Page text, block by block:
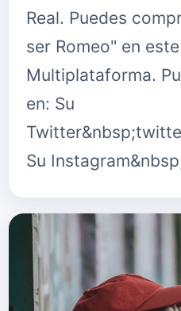
Real. Puedes
ser Romeo" en
Multiplataforma.
en: Su
Su